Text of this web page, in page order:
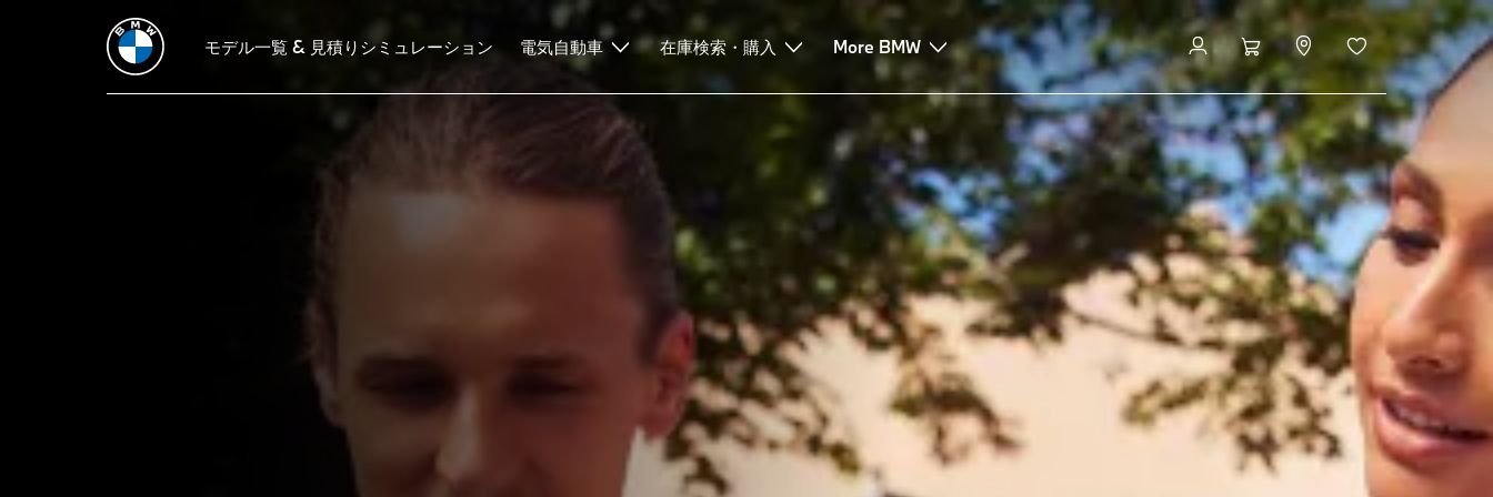
モデル一覧 & 見積りシミュレーション 電気自動車 在庫検索・購入 More BMW
BMWリース・プログラムの比較 BMWオープンエンド・リース BMWクローズドエンド・リース リース契約満了時 オファー モデルを探す